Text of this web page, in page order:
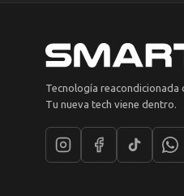
Tecnología
Tu nueva tech viene dentro.